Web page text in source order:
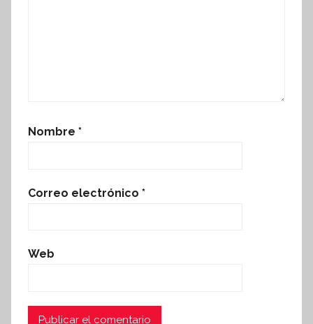
Nombre *
Correo electrónico *
Web